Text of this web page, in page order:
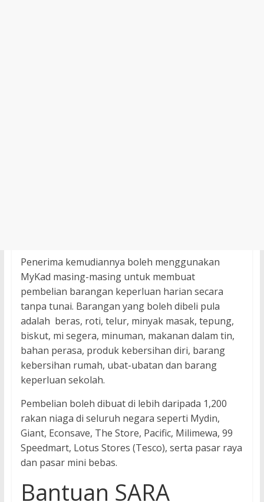
Penerima kemudiannya boleh menggunakan
MyKad masing-masing untuk membuat
pembelian barangan keperluan harian secara
tanpa tunai. Barangan yang boleh dibeli pula
adalah beras, roti, telur, minyak masak, tepung,
biskut, mi segera, minuman, makanan dalam tin,
bahan perasa, produk kebersihan diri, barang
kebersihan rumah, ubat-ubatan dan barang
keperluan sekolah.
Pembelian boleh dibuat di lebih daripada 1,200
rakan niaga di seluruh negara seperti Mydin,
Giant, Econsave, The Store, Pacific, Milimewa, 99
Speedmart, Lotus Stores (Tesco), serta pasar raya
dan pasar mini bebas.
Bantuan SARA